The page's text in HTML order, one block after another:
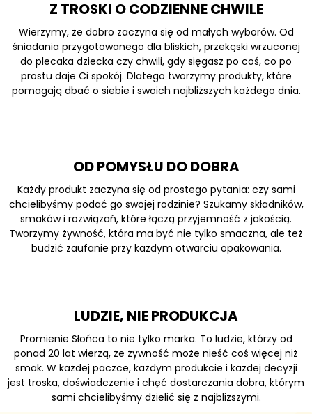
Z TROSKI O CODZIENNE CHWILE
Wierzymy, że dobro zaczyna się od małych wyborów. Od
śniadania przygotowanego dla bliskich, przekąski wrzuconej
do plecaka dziecka czy chwili, gdy sięgasz po coś, co po
prostu daje Ci spokój. Dlatego tworzymy produkty, które
pomagają dbać o siebie i swoich najbliższych każdego dnia.
OD POMYSŁU DO DOBRA
Każdy produkt zaczyna się od prostego pytania: czy sami
chcielibyśmy podać go swojej rodzinie? Szukamy składników,
smaków i rozwiązań, które łączą przyjemność z jakością.
Tworzymy żywność, która ma być nie tylko smaczna, ale też
budzić zaufanie przy każdym otwarciu opakowania.
LUDZIE, NIE PRODUKCJA
Promienie Słońca to nie tylko marka. To ludzie, którzy od
ponad 20 lat wierzą, że żywność może nieść coś więcej niż
smak. W każdej paczce, każdym produkcie i każdej decyzji
jest troska, doświadczenie i chęć dostarczania dobra, którym
sami chcielibyśmy dzielić się z najbliższymi.